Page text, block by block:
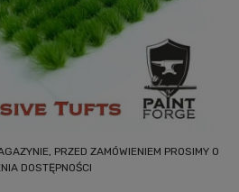
PRZED ZAMÓWIENIEM PROSIMY O
DOSTĘPNOŚCI